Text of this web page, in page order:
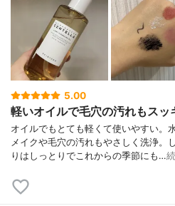
5.00
軽いオイルで毛穴の汚れもスッ
オイルでもとても軽くて使いやすい。
メイクや毛穴の汚れもやさしく洗浄。
りはしっとりでこれからの季節にも…